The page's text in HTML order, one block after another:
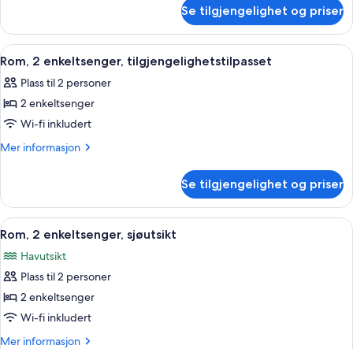
(Duplex)
1
kingsize-
seng,
(Duplex)
Se tilgjengelighet og priser
Åpne
alle
bildene
av
Rom,
2
Rom, 2 enkeltsenger,
7
Rom, 2 enkeltsenger, tilgjengelighetstilpasset
Plass til 2 personer
2 enkeltsenger
Wi-fi inkludert
Mer informasjon
Mer
2
enkeltsenger,
tilgjengelighetstilpasset
Se tilgjengelighet og priser
Åpne
alle
bildene
av
Rom,
2
enkeltsenger,
Sengetøy av topp kvalitet, minibar,
4
Rom, 2 enkeltsenger, sjøutsikt
Havutsikt
Plass til 2 personer
2 enkeltsenger
Wi-fi inkludert
Mer informasjon
Mer